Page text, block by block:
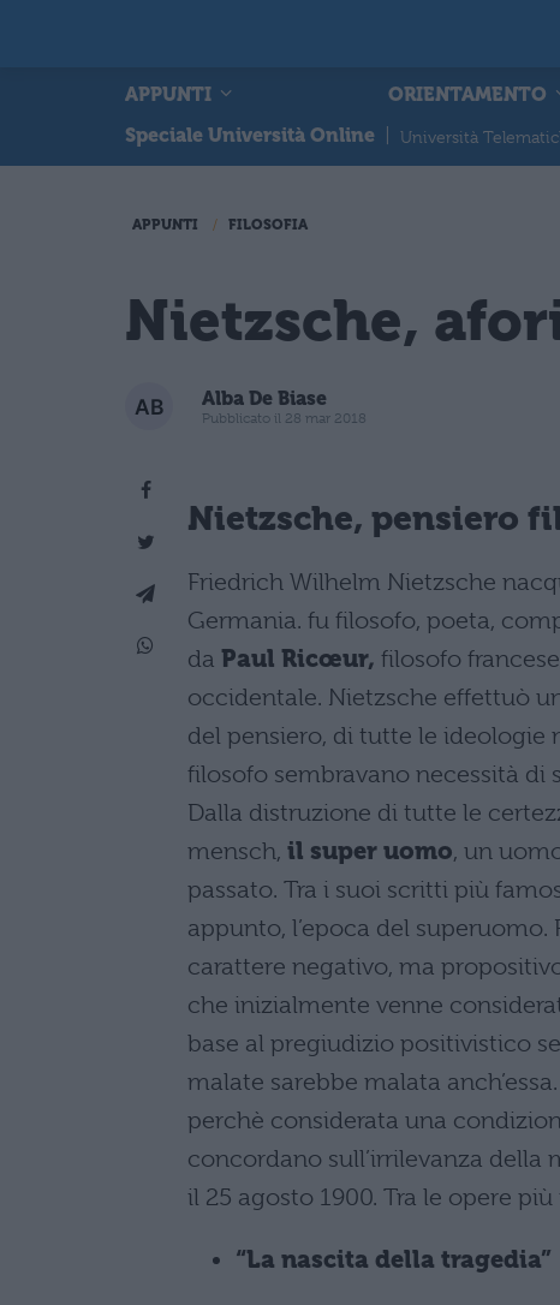
APPUNTI ORIENTAMENTO
Speciale Università Online
Università
APPUNTI FILOSOFIA
Nietzsche,
Alba De Biase
Pubblicato il 28 mar 2018
Nietzsche, pensiero
Friedrich Wilhelm Nietzsche
Germania. fu filosofo, poeta,
da Paul Ricœur, filosofo
occidentale. Nietzsche effettuò
del pensiero, di tutte le ideologie
filosofo sembravano necessità di
Dalla distruzione di tutte le
mensch, il super uomo, un
passato. Tra i suoi scritti più
appunto, l’epoca del superuomo.
carattere negativo, ma
che inizialmente venne
base al pregiudizio positivistico
malate sarebbe malata
perchè considerata una
concordano sull’irrilevanza
il 25 agosto 1900. Tra le opere
“La nascita della tragedia”